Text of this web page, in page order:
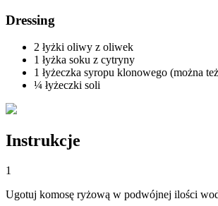
Dressing
2 łyżki oliwy z oliwek
1 łyżka soku z cytryny
1 łyżeczka syropu klonowego (można
¼ łyżeczki soli
Instrukcje
1
Ugotuj komosę ryżową w podwójnej ilości